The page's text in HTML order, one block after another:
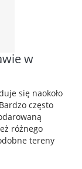
w
się naokoło
często
różnego
tereny